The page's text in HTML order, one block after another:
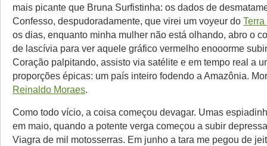
mais picante que Bruna Surfistinha: os dados de
Confesso, despudoradamente, que virei um voyeur do
os dias, enquanto minha mulher não está olhando, abro o
de lascívia para ver aquele gráfico vermelho enooorme
Coração palpitando, assisto via satélite e em tempo real a
proporções épicas: um país inteiro fodendo a Amazônia.
Reinaldo Moraes.
Como todo vício, a coisa começou devagar. Umas
em maio, quando a potente verga começou a subir
Viagra de mil motosserras. Em junho a tara me pegou de